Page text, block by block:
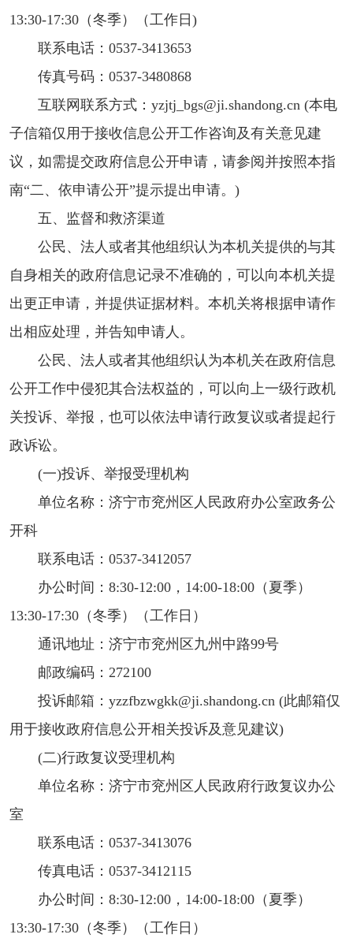
13:30-17:30（冬季）（工作日)
联系电话：0537-3413653
传真号码：0537-3480868
互联网联系方式：yzjtj_bgs@ji.shandong.cn (本电
子信箱仅用于接收信息公开工作咨询及有关意见建
议，如需提交政府信息公开申请，请参阅并按照本指
南“二、依申请公开”提示提出申请。)
五、监督和救济渠道
公民、法人或者其他组织认为本机关提供的与其
自身相关的政府信息记录不准确的，可以向本机关提
出更正申请，并提供证据材料。本机关将根据申请作
出相应处理，并告知申请人。
公民、法人或者其他组织认为本机关在政府信息
公开工作中侵犯其合法权益的，可以向上一级行政机
关投诉、举报，也可以依法申请行政复议或者提起行
政诉讼。
(一)投诉、举报受理机构
单位名称：济宁市兖州区人民政府办公室政务公
开科
联系电话：0537-3412057
办公时间：8:30-12:00，14:00-18:00（夏季）
13:30-17:30（冬季）（工作日）
通讯地址：济宁市兖州区九州中路99号
邮政编码：272100
投诉邮箱：yzzfbzwgkk@ji.shandong.cn (此邮箱仅
用于接收政府信息公开相关投诉及意见建议)
(二)行政复议受理机构
单位名称：济宁市兖州区人民政府行政复议办公
室
联系电话：0537-3413076
传真电话：0537-3412115
办公时间：8:30-12:00，14:00-18:00（夏季）
13:30-17:30（冬季）（工作日）